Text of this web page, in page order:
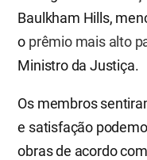
Baulkham Hills,
o prêmio mais alto
Ministro da Justiça.
Os membros
e satisfação
obras de acordo